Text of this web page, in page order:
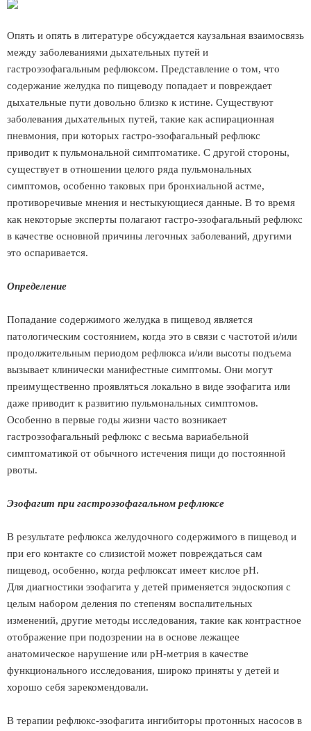
Опять и опять в литературе обсуждается каузальная взаимосвязь
между заболеваниями дыхательных путей и
гастроэзофагальным рефлюксом. Представление о том, что
содержание желудка по пищеводу попадает и повреждает
дыхательные пути довольно близко к истине. Существуют
заболевания дыхательных путей, такие как аспирационная
пневмония, при которых гастро-эзофагальный рефлюкс
приводит к пульмональной симптоматике. С другой стороны,
существует в отношении целого ряда пульмональных
симптомов, особенно таковых при бронхиальной астме,
противоречивые мнения и нестыкующиеся данные. В то время
как некоторые эксперты полагают гастро-эзофагальный рефлюкс
в качестве основной причины легочных заболеваний, другими
это оспаривается.
Определение
Попадание содержимого желудка в пищевод является
патологическим состоянием, когда это в связи с частотой и/или
продолжительным периодом рефлюкса и/или высоты подъема
вызывает клинически манифестные симптомы. Они могут
преимущественно проявляться локально в виде эзофагита или
даже приводит к развитию пульмональных симптомов.
Особенно в первые годы жизни часто возникает
гастроэзофагальный рефлюкс с весьма вариабельной
симптоматикой от обычного истечения пищи до постоянной
рвоты.
Эзофагит при гастроэзофагальном рефлюксе
В результате рефлюкса желудочного содержимого в пищевод и
при его контакте со слизистой может повреждаться сам
пищевод, особенно, когда рефлюксат имеет кислое рН.
Для диагностики эзофагита у детей применяется эндоскопия с
целым набором деления по степеням воспалительных
изменений, другие методы исследования, такие как контрастное
отображение при подозрении на в основе лежащее
анатомическое нарушение или рН-метрия в качестве
функционального исследования, широко приняты у детей и
хорошо себя зарекомендовали.
В терапии рефлюкс-эзофагита ингибиторы протонных насосов в